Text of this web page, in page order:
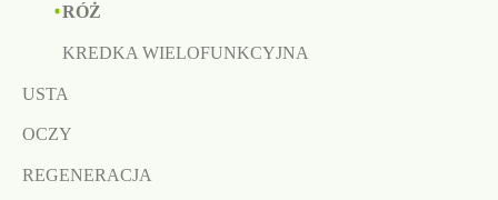
RÓŻ
KREDKA WIELOFUNKCYJNA
USTA
OCZY
REGENERACJA